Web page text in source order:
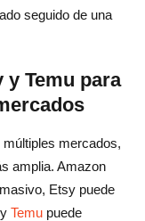
seguido de una
y Temu para
mercados,
amplia. Amazon
Etsy puede
Temu puede